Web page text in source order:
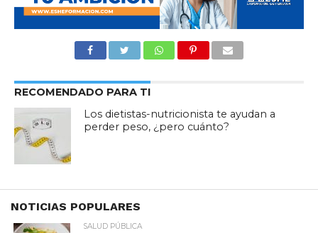
RECOMENDADO PARA TI
Los dietistas-nutricionista te ayudan a
perder peso, ¿pero cuánto?
NOTICIAS POPULARES
SALUD PÚBLICA